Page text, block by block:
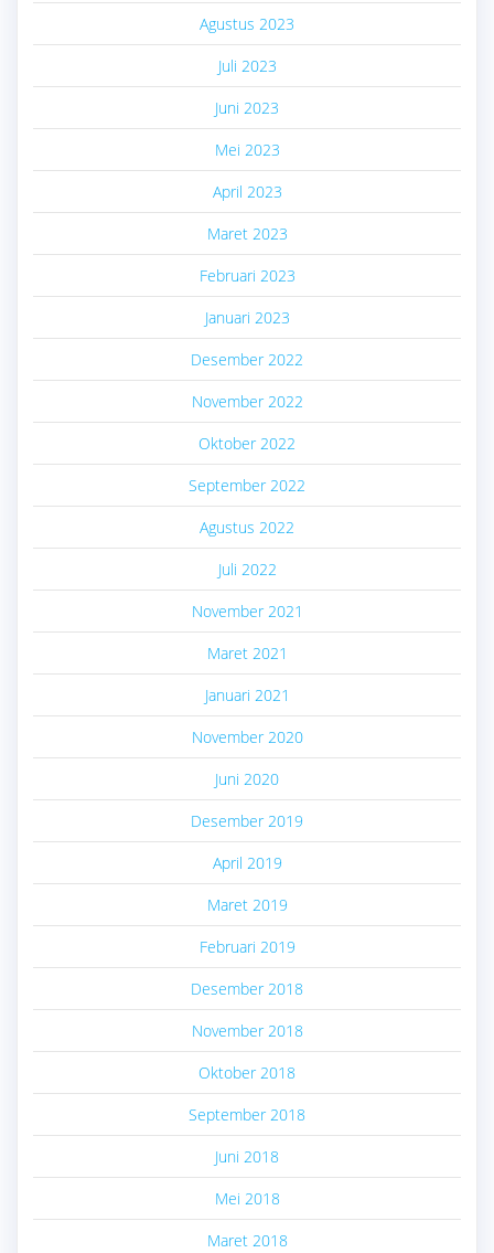
Agustus 2023
Juli 2023
Juni 2023
Mei 2023
April 2023
Maret 2023
Februari 2023
Januari 2023
Desember 2022
November 2022
Oktober 2022
September 2022
Agustus 2022
Juli 2022
November 2021
Maret 2021
Januari 2021
November 2020
Juni 2020
Desember 2019
April 2019
Maret 2019
Februari 2019
Desember 2018
November 2018
Oktober 2018
September 2018
Juni 2018
Mei 2018
Maret 2018